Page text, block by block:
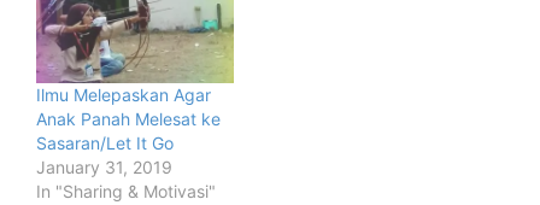
Ilmu Melepaskan Agar
Anak Panah Melesat ke
Sasaran/Let It Go
January 31, 2019
In "Sharing & Motivasi"